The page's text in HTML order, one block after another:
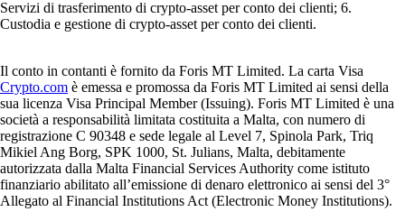
Servizi di trasferimento di crypto-asset per conto dei clienti; 6.
Custodia e gestione di crypto-asset per conto dei clienti.
Il conto in contanti è fornito da Foris MT Limited. La carta Visa
Crypto.com è emessa e promossa da Foris MT Limited ai sensi della
sua licenza Visa Principal Member (Issuing). Foris MT Limited è una
società a responsabilità limitata costituita a Malta, con numero di
registrazione C 90348 e sede legale al Level 7, Spinola Park, Triq
Mikiel Ang Borg, SPK 1000, St. Julians, Malta, debitamente
autorizzata dalla Malta Financial Services Authority come istituto
finanziario abilitato all’emissione di denaro elettronico ai sensi del 3°
Allegato al Financial Institutions Act (Electronic Money Institutions).